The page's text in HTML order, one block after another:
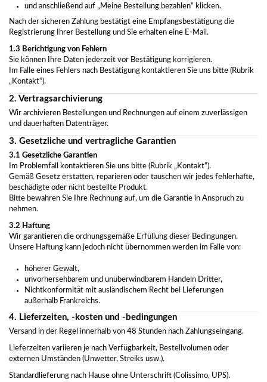
und anschließend auf „Meine Bestellung bezahlen“ klicken.
Nach der sicheren Zahlung bestätigt eine Empfangsbestätigung die
Registrierung Ihrer Bestellung und Sie erhalten eine E-Mail.
1.3 Berichtigung von Fehlern
Sie können Ihre Daten jederzeit vor Bestätigung korrigieren.
Im Falle eines Fehlers nach Bestätigung kontaktieren Sie uns bitte (Rubrik
„Kontakt“).
2. Vertragsarchivierung
Wir archivieren Bestellungen und Rechnungen auf einem zuverlässigen
und dauerhaften Datenträger.
3. Gesetzliche und vertragliche Garantien
3.1 Gesetzliche Garantien
Im Problemfall kontaktieren Sie uns bitte (Rubrik „Kontakt“).
Gemäß Gesetz erstatten, reparieren oder tauschen wir jedes fehlerhafte,
beschädigte oder nicht bestellte Produkt.
Bitte bewahren Sie Ihre Rechnung auf, um die Garantie in Anspruch zu
nehmen.
3.2 Haftung
Wir garantieren die ordnungsgemäße Erfüllung dieser Bedingungen.
Unsere Haftung kann jedoch nicht übernommen werden im Falle von:
höherer Gewalt,
unvorhersehbarem und unüberwindbarem Handeln Dritter,
Nichtkonformität mit ausländischem Recht bei Lieferungen
außerhalb Frankreichs.
4. Lieferzeiten, -kosten und -bedingungen
Versand in der Regel innerhalb von 48 Stunden nach Zahlungseingang.
Lieferzeiten variieren je nach Verfügbarkeit, Bestellvolumen oder
externen Umständen (Unwetter, Streiks usw.).
Standardlieferung nach Hause ohne Unterschrift (Colissimo, UPS).